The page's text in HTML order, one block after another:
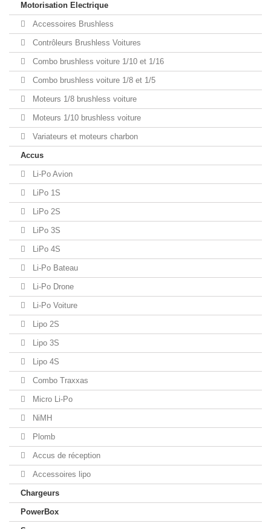
Motorisation Electrique
Accessoires Brushless
Contrôleurs Brushless Voitures
Combo brushless voiture 1/10 et 1/16
Combo brushless voiture 1/8 et 1/5
Moteurs 1/8 brushless voiture
Moteurs 1/10 brushless voiture
Variateurs et moteurs charbon
Accus
Li-Po Avion
LiPo 1S
LiPo 2S
LiPo 3S
LiPo 4S
Li-Po Bateau
Li-Po Drone
Li-Po Voiture
Lipo 2S
Lipo 3S
Lipo 4S
Combo Traxxas
Micro Li-Po
NiMH
Plomb
Accus de réception
Accessoires lipo
Chargeurs
PowerBox